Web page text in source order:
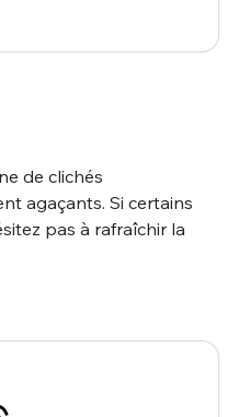
de clichés
agaçants. Si certains
pas à rafraîchir la